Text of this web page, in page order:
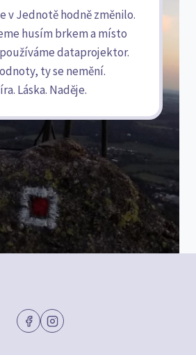
v Jednotě hodně změnilo.
husím brkem a místo
dataprojektor.
ty se nemění.
Láska. Naděje.